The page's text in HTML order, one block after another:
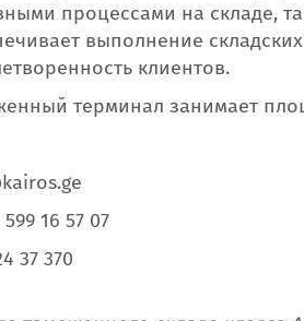
процессами на складе,
выполнение
клиентов.
терминал занимает
16 57 07
37 370